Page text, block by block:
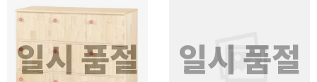
일시 품절 일시 품절